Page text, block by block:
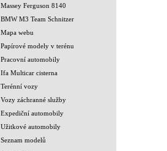
Massey Ferguson 8140
BMW M3 Team Schnitzer
Mapa webu
Papírové modely v terénu
Pracovní automobily
Ifa Multicar cisterna
Terénní vozy
Vozy záchranné služby
Expediční automobily
Užitkové automobily
Seznam modelů